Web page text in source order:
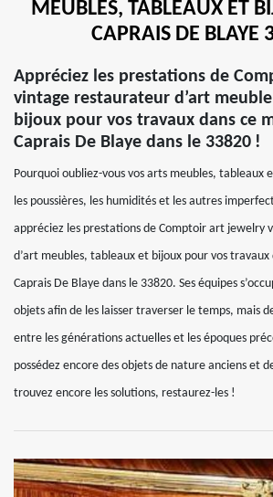
MEUBLES, TABLEAUX ET
CAPRAIS DE BLAYE
Appréciez les prestations de
vintage restaurateur d’art
bijoux pour vos travaux dans ce
Caprais De Blaye dans le 33820 !
Pourquoi oubliez-vous vos arts meubles, tableaux
les poussières, les humidités et les autres
appréciez les prestations de Comptoir art jewelry
d’art meubles, tableaux et bijoux pour vos travaux
Caprais De Blaye dans le 33820. Ses équipes
objets afin de les laisser traverser le temps, mais
entre les générations actuelles et les époques
possédez encore des objets de nature anciens et
trouvez encore les solutions, restaurez-les !